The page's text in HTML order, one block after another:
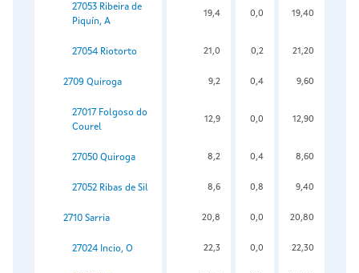
27053 Ribeira de
Piquín, A
19,4 0,0 19,40
27054 Riotorto 21,0 0,2 21,20
2709 Quiroga 9,2 0,4 9,60
27017 Folgoso do
Courel
12,9 0,0 12,90
27050 Quiroga 8,2 0,4 8,60
27052 Ribas de Sil 8,6 0,8 9,40
2710 Sarria 20,8 0,0 20,80
27024 Incio, O 22,3 0,0 22,30